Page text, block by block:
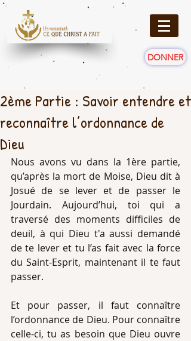
DONNER
2ème Partie : Savoir entendre et
reconnaître l’ordonnance de
Dieu
Nous avons vu dans la 1ère partie,
qu’après la mort de Moise, Dieu dit à
Josué de se lever et de passer le
Jourdain. Aujourd’hui, toi qui a
traversé des moments difficiles de
deuil, à qui Dieu t'a aussi demandé
de te lever et tu l’as fait avec la force
du Saint-Esprit, maintenant il te faut
passer.
Et pour passer, il faut connaître
l’ordonnance de Dieu. Pour connaître
celle-ci, tu as besoin que Dieu ouvre